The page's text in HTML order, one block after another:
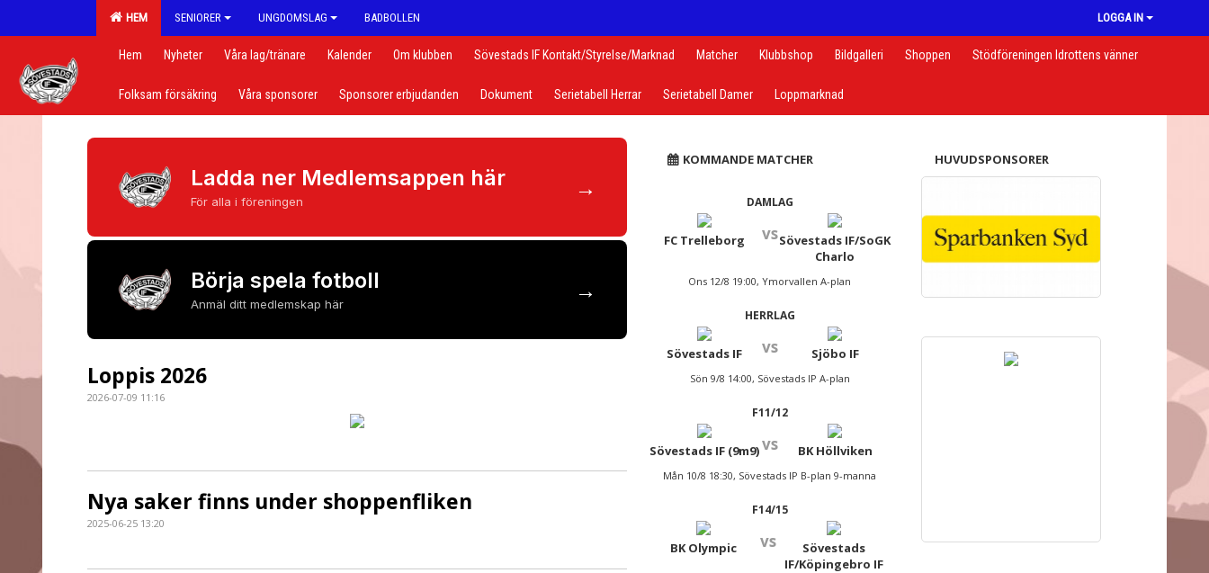
HEM SENIORER UNGDOMSLAG BADBOLLEN LOGGA IN
Hem Nyheter Våra lag/tränare Kalender Om klubben Sövestads IF Kontakt/Styrelse/Marknad Matcher Klubbshop Bildgalleri Shoppen Stödföreningen Idrottens vänner
Folksam försäkring Våra sponsorer Sponsorer erbjudanden Dokument Serietabell Herrar Serietabell Damer Loppmarknad
Ladda ner Medlemsappen här
För alla i föreningen →
Börja spela fotboll
Anmäl ditt medlemskap här →
Loppis 2026
2026-07-09 11:16
Nya saker finns under shoppenfliken
2025-06-25 13:20
KOMMANDE MATCHER
DAMLAG
FC Trelleborg vsSövestads IF/SoGK
Charlo
Ons 12/8 19:00, Ymorvallen A-plan
HERRLAG
Sövestads IF vs Sjöbo IF
Sön 9/8 14:00, Sövestads IP A-plan
F11/12
Sövestads IF (9m9)vs BK Höllviken
Mån 10/8 18:30, Sövestads IP B-plan 9-manna
F14/15
BK Olympic vs
Sövestads
IF/Köpingebro IF
HUVUDSPONSORER